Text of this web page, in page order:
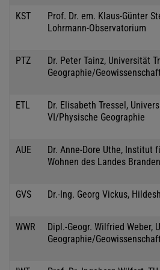
KST
Prof. Dr. em. Klaus-Günter
Lohrmann-Observatorium
PTZ
Dr. Peter Tainz, Universität
Geographie/
ETL
Dr. Elisabeth Tressel,
VI/Physische Geographie
AUE
Dr. Anne-Dore Uthe, Institut
Wohnen des Landes
GVS Dr.-Ing. Georg Vickus,
WWR
Dipl.-Geogr. Wilfried Weber,
Geographie/